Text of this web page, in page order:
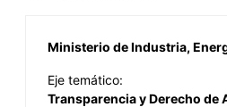
Ministerio de Industria,
Eje temático:
Transparencia y Derecho de